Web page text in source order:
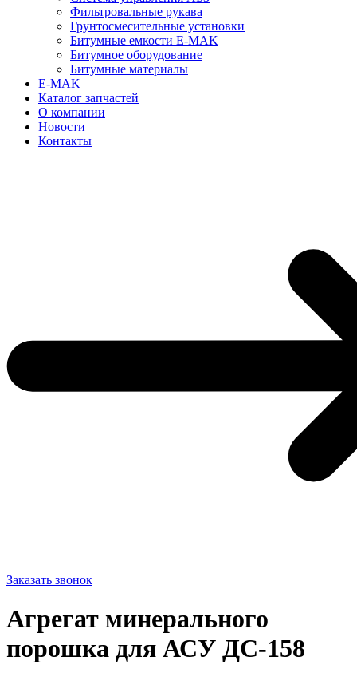
Фильтровальные рукава
Грунтосмесительные установки
Битумные емкости E-MAK
Битумное оборудование
Битумные материалы
E-MAK
Каталог запчастей
О компании
Новости
Контакты
Заказать звонок
Агрегат минерального
порошка для АСУ ДС-158